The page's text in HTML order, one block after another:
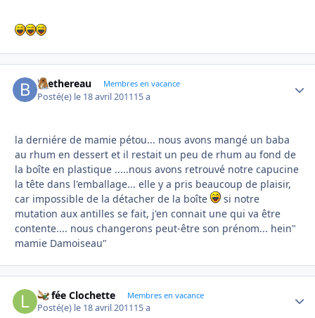
brethereau Membres en vacance
Posté(e) le 18 avril 201115 a
la derniére de mamie pétou... nous avons mangé un baba
au rhum en dessert et il restait un peu de rhum au fond de
la boîte en plastique .....nous avons retrouvé notre capucine
la tête dans l'emballage... elle y a pris beaucoup de plaisir,
car impossible de la détacher de la boîte
si notre
mutation aux antilles se fait, j'en connait une qui va être
contente.... nous changerons peut-être son prénom... hein"
mamie Damoiseau"
La fée Clochette Membres en vacance
Posté(e) le 18 avril 201115 a